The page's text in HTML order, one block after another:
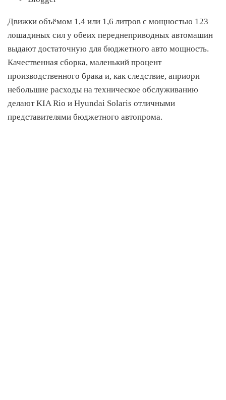
Движки объёмом 1,4 или 1,6 литров с мощностью 123
лошадиных сил у обеих переднеприводных автомашин
выдают достаточную для бюджетного авто мощность.
Качественная сборка, маленький процент
производственного брака и, как следствие, априори
небольшие расходы на техническое обслуживанию
делают KIA Rio и Hyundai Solaris отличными
представителями бюджетного автопрома.